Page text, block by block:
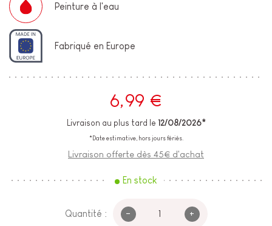
Peinture à l'eau
Fabriqué en Europe
6,99 €
Livraison au plus tard le 12/08/2026*
*Date estimative, hors jours fériés.
Livraison offerte dès 45€ d'achat
En stock
Quantité : - +